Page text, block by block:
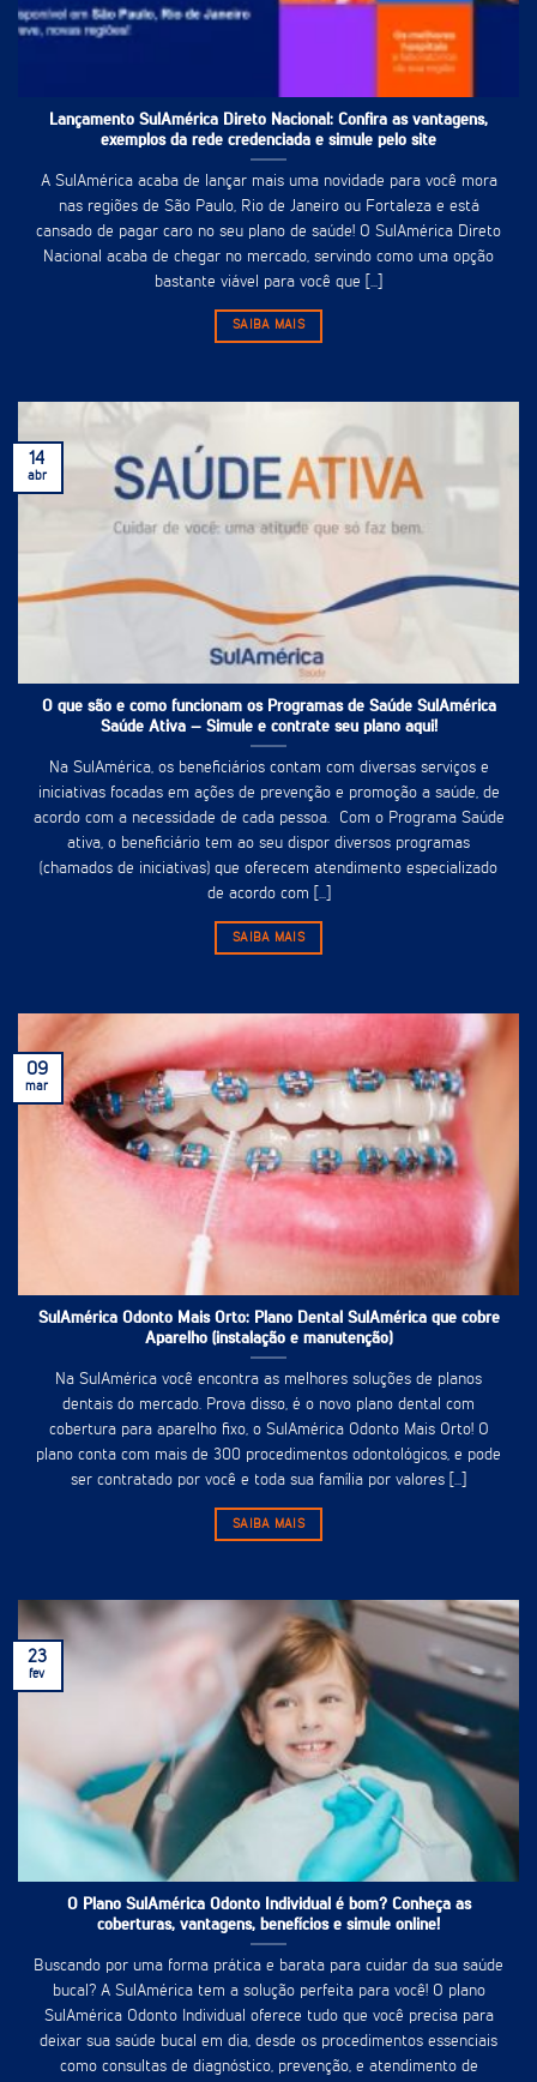
Lançamento SulAmérica Direto Nacional: Confira as vantagens,
exemplos da rede credenciada e simule pelo site
A SulAmérica acaba de lançar mais uma novidade para você mora
nas regiões de São Paulo, Rio de Janeiro ou Fortaleza e está
cansado de pagar caro no seu plano de saúde! O SulAmérica Direto
Nacional acaba de chegar no mercado, servindo como uma opção
bastante viável para você que [...]
SAIBA MAIS
O que são e como funcionam os Programas de Saúde SulAmérica
Saúde Ativa – Simule e contrate seu plano aqui!
Na SulAmérica, os beneficiários contam com diversas serviços e
iniciativas focadas em ações de prevenção e promoção a saúde, de
acordo com a necessidade de cada pessoa. Com o Programa Saúde
ativa, o beneficiário tem ao seu dispor diversos programas
(chamados de iniciativas) que oferecem atendimento especializado
de acordo com [...]
SAIBA MAIS
14
abr
SulAmérica Odonto Mais Orto: Plano Dental SulAmérica que cobre
Aparelho (instalação e manutenção)
Na SulAmérica você encontra as melhores soluções de planos
dentais do mercado. Prova disso, é o novo plano dental com
cobertura para aparelho fixo, o SulAmérica Odonto Mais Orto! O
plano conta com mais de 300 procedimentos odontológicos, e pode
ser contratado por você e toda sua família por valores [...]
SAIBA MAIS
09
mar
O Plano SulAmérica Odonto Individual é bom? Conheça as
coberturas, vantagens, benefícios e simule online!
Buscando por uma forma prática e barata para cuidar da sua saúde
bucal? A SulAmérica tem a solução perfeita para você! O plano
SulAmérica Odonto Individual oferece tudo que você precisa para
deixar sua saúde bucal em dia, desde os procedimentos essenciais
como consultas de diagnóstico, prevenção, e atendimento de
23
fev